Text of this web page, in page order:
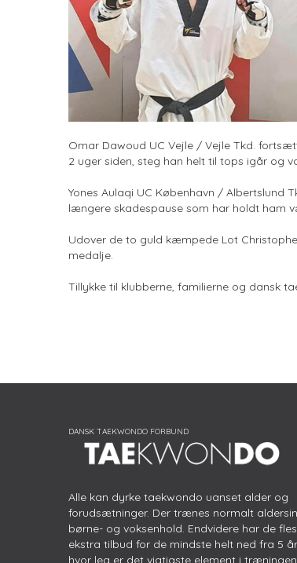
Omar Dawoud UC Vejle / Vejle Tkd.
2 uger siden, steg han helt til tops igår og
Yones Aulaqi UC København / Albertslund
længere skadespause som har holdt ham
Udover de to guld kæmpede Lot
medalje.
Tillykke til klubberne, familierne og dansk
Alle kan dyrke taekwondo uanset alder og
forudsætninger. Der trænes normalt
børne- og voksenhold. Endvidere har de
ekstra tilbud for de mindste helt ned fra 5
hvor leg er det vigtigste element i